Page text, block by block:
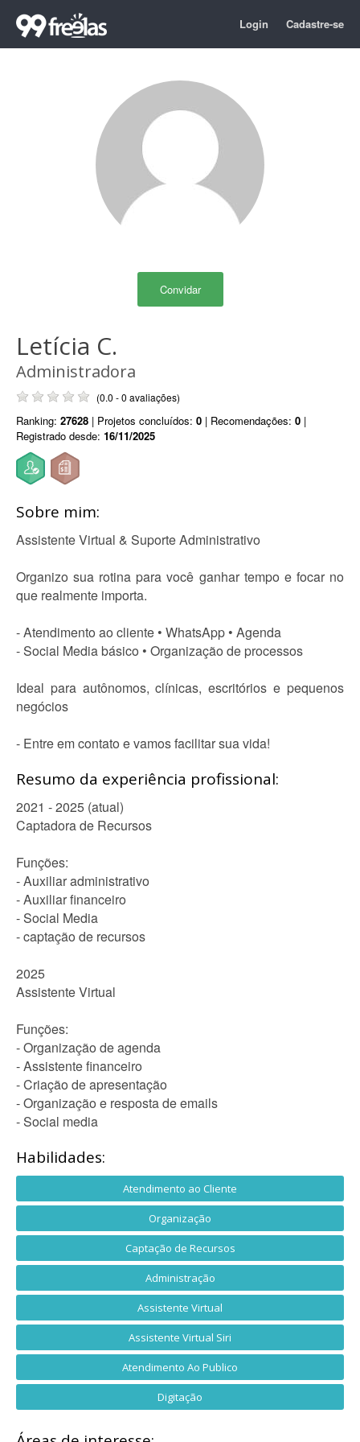
Login Cadastre-se
Convidar
Letícia C.
Administradora
(0.0 - 0 avaliações)
Ranking: 27628 | Projetos concluídos: 0 | Recomendações: 0 |
Registrado desde: 16/11/2025
Sobre mim:
Assistente Virtual & Suporte Administrativo
Organizo sua rotina para você ganhar tempo e focar no
que realmente importa.
- Atendimento ao cliente • WhatsApp • Agenda
- Social Media básico • Organização de processos
Ideal para autônomos, clínicas, escritórios e pequenos
negócios
- Entre em contato e vamos facilitar sua vida!
Resumo da experiência profissional:
2021 - 2025 (atual)
Captadora de Recursos
Funções:
- Auxiliar administrativo
- Auxiliar financeiro
- Social Media
- captação de recursos
2025
Assistente Virtual
Funções:
- Organização de agenda
- Assistente financeiro
- Criação de apresentação
- Organização e resposta de emails
- Social media
Habilidades:
Atendimento ao Cliente
Organização
Captação de Recursos
Administração
Assistente Virtual
Assistente Virtual Siri
Atendimento Ao Publico
Digitação